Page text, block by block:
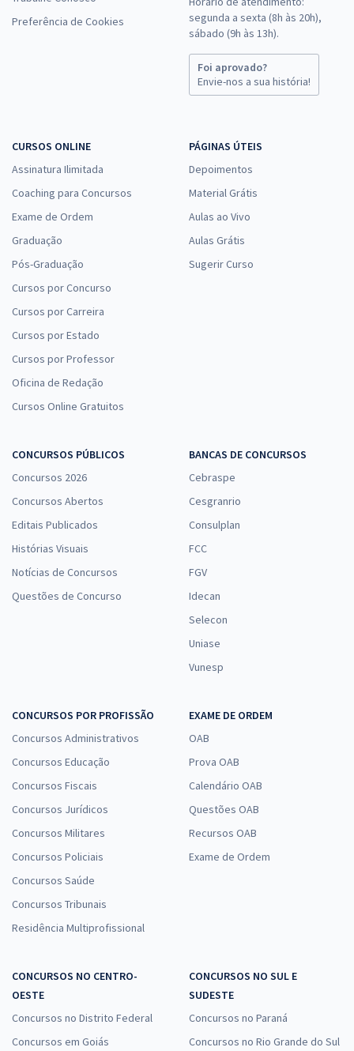
Preferência de Cookies
segunda a sexta (8h às 20h),
sábado (9h às 13h).
Foi aprovado?
Envie-nos a sua história!
CURSOS ONLINE
Assinatura Ilimitada
Coaching para Concursos
Exame de Ordem
Graduação
Pós-Graduação
Cursos por Concurso
Cursos por Carreira
Cursos por Estado
Cursos por Professor
Oficina de Redação
Cursos Online Gratuitos
PÁGINAS ÚTEIS
Depoimentos
Material Grátis
Aulas ao Vivo
Aulas Grátis
Sugerir Curso
CONCURSOS PÚBLICOS
Concursos 2026
Concursos Abertos
Editais Publicados
Histórias Visuais
Notícias de Concursos
Questões de Concurso
BANCAS DE CONCURSOS
Cebraspe
Cesgranrio
Consulplan
FCC
FGV
Idecan
Selecon
Uniase
Vunesp
CONCURSOS POR PROFISSÃO
Concursos Administrativos
Concursos Educação
Concursos Fiscais
Concursos Jurídicos
Concursos Militares
Concursos Policiais
Concursos Saúde
Concursos Tribunais
Residência Multiprofissional
EXAME DE ORDEM
OAB
Prova OAB
Calendário OAB
Questões OAB
Recursos OAB
Exame de Ordem
CONCURSOS NO CENTRO-
OESTE
Concursos no Distrito Federal
Concursos em Goiás
CONCURSOS NO SUL E
SUDESTE
Concursos no Paraná
Concursos no Rio Grande do Sul